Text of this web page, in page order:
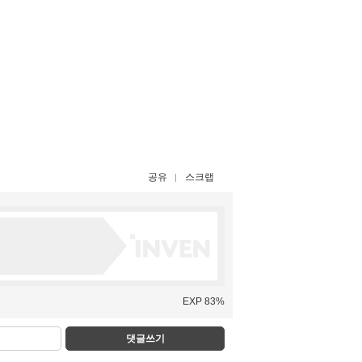
공유 스크랩
EXP 83%
댓글쓰기